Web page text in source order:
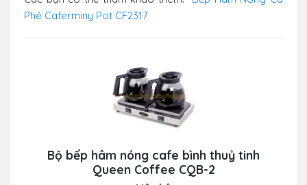
Phê Caferminy Pot CF2317
Bộ bếp hâm nóng cafe bình thuỷ tinh
Queen Coffee CQB-2